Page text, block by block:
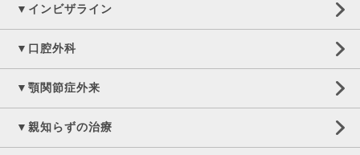
▼インビザライン
▼口腔外科
▼顎関節症外来
▼親知らずの治療